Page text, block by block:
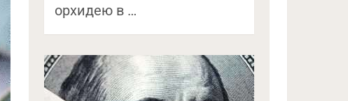
орхидею в …